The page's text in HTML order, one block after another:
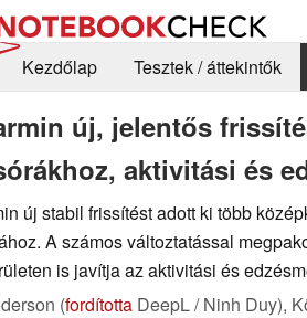
Kezdőlap
Tesztek / áttekintők
új, jelentős
aktivitási és
új stabil frissítést adott ki több
A számos változtatással
is javítja az aktivitási és
(fordította DeepL / Ninh Duy),